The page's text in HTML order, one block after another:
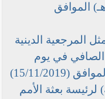
يوم الجمعة (24/ربيع الأول/1441هـ) الموافق
المرجعية الدينية
الصافي في يوم
بعثة الأمم